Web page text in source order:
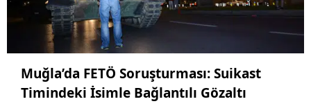
Muğla’da FETÖ Soruşturması: Suikast
Timindeki İsimle Bağlantılı Gözaltı